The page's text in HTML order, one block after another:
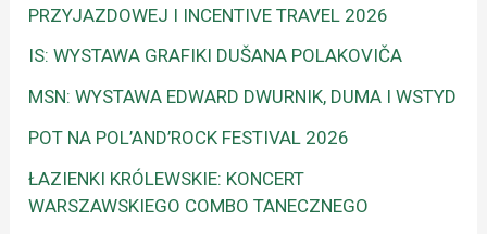
PRZYJAZDOWEJ I INCENTIVE TRAVEL 2026
IS: WYSTAWA GRAFIKI DUŠANA POLAKOVIČA
MSN: WYSTAWA EDWARD DWURNIK, DUMA I WSTYD
POT NA POL’AND’ROCK FESTIVAL 2026
ŁAZIENKI KRÓLEWSKIE: KONCERT
WARSZAWSKIEGO COMBO TANECZNEGO